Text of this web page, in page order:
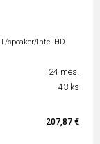
speaker/Intel HD
24 mes.
43 ks
207,87 €